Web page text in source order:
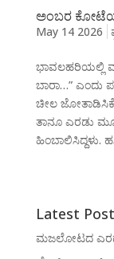
ಅಂಬರ
May 14 2026
ಭಾವಲಹರಿಯಲ್ಲಿ
ಬಾರಾ…” ಎಂದು
ಚೀಲ
ತಾನೂ ಎರಡು
ಹಿಂಬಾಲಿಸಿದ್ದಳು.
Latest Post
ಮಜಲೋಟದ